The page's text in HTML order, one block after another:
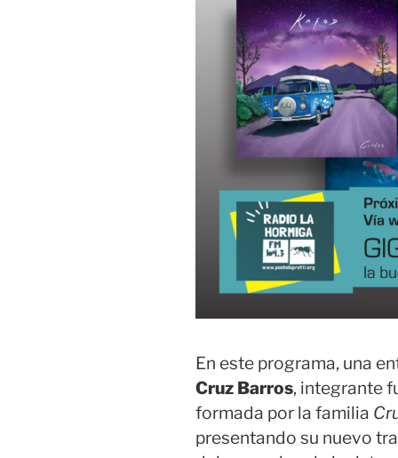
En este programa, una
Cruz Barros, integrante
formada por la familia
presentando su nuevo